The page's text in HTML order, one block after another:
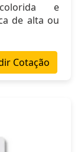
e
de alta ou
Cotação